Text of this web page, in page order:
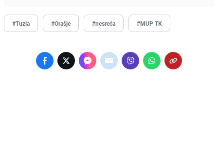
#Tuzla #Orašje #nesreća #MUP TK